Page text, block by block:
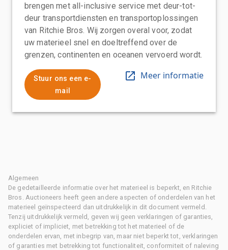
brengen met all-inclusive service met deur-tot-
deur transportdiensten en transportoplossingen
van Ritchie Bros. Wij zorgen overal voor, zodat
uw materieel snel en doeltreffend over de
grenzen, continenten en oceanen vervoerd wordt.
Stuur ons een e-
mail
Meer informatie
Algemeen
De gedetailleerde informatie over het materieel is beperkt, en Ritchie
Bros. Auctioneers heeft geen andere aspecten of onderdelen van het
materieel geïnspecteerd dan uitdrukkelijk in dit document vermeld.
Tenzij uitdrukkelijk vermeld, geven wij geen verklaringen of garanties,
expliciet of impliciet, met betrekking tot het materieel of de
onderdelen ervan, met inbegrip van, maar niet beperkt tot, verklaringen
of garanties met betrekking tot functionaliteit, conformiteit of naleving